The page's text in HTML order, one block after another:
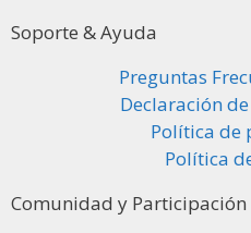
Soporte & Ayuda
Preguntas
Declaración
Política de
Política
Comunidad y Participación